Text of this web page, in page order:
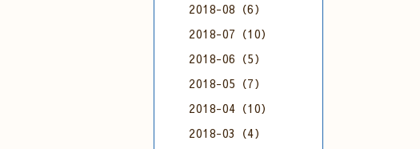
2018-08（6）
2018-07（10）
2018-06（5）
2018-05（7）
2018-04（10）
2018-03（4）